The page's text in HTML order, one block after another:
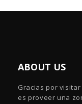
ABOUT US
Gracias por
es proveer una